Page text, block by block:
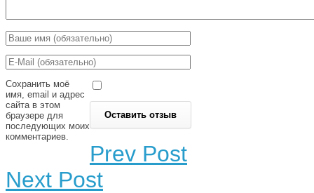
Сохранить моё
имя, email и адрес
сайта в этом
браузере для
последующих моих
комментариев.
Prev Post
Next Post